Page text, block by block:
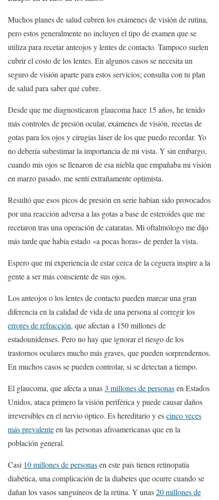
Muchos planes de salud cubren los exámenes de visión de rutina,
pero estos generalmente no incluyen el tipo de examen que se
utiliza para recetar anteojos y lentes de contacto. Tampoco suelen
cubrir el costo de los lentes. En algunos casos se necesita un
seguro de visión aparte para estos servicios; consulta con tu plan
de salud para saber qué cubre.
Desde que me diagnosticaron glaucoma hace 15 años, he tenido
más controles de presión ocular, exámenes de visión, recetas de
gotas para los ojos y cirugías láser de los que puedo recordar. Yo
no debería subestimar la importancia de mi vista. Y sin embargo,
cuando mis ojos se llenaron de esa niebla que empañaba mi visión
en marzo pasado, me sentí extrañamente optimista.
Resultó que esos picos de presión en serie habían sido provocados
por una reacción adversa a las gotas a base de esteroides que me
recetaron tras una operación de cataratas. Mi oftalmólogo me dijo
más tarde que había estado «a pocas horas» de perder la vista.
Espero que mi experiencia de estar cerca de la ceguera inspire a la
gente a ser más consciente de sus ojos.
Los anteojos o los lentes de contacto pueden marcar una gran
diferencia en la calidad de vida de una persona al corregir los
errores de refracción, que afectan a 150 millones de
estadounidenses. Pero no hay que ignorar el riesgo de los
trastornos oculares mucho más graves, que pueden sorprendernos.
En muchos casos se pueden controlar, si se detectan a tiempo.
El glaucoma, que afecta a unas3 millones de personasen Estados
Unidos, ataca primero la visión periférica y puede causar daños
irreversibles en el nervio óptico. Es hereditario y escinco veces
más prevalenteen las personas afroamericanas que en la
población general.
Casi 10 millones de personasen este país tienen retinopatía
diabética, una complicación de la diabetes que ocurre cuando se
dañan los vasos sanguíneos de la retina. Y unas20 millones de